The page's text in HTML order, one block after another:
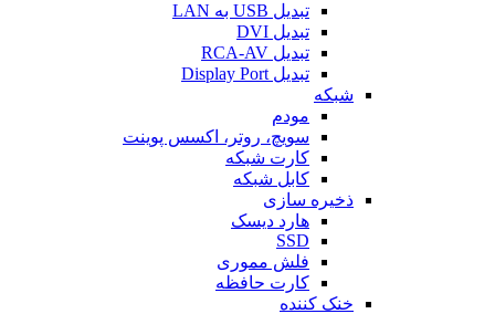
تبدیل USB به LAN
تبدیل DVI
تبدیل RCA-AV
تبدیل Display Port
شبکه
مودم
سویچ، روتر، اکسس پوینت
کارت شبکه
کابل شبکه
ذخیره سازی
هارد دیسک
SSD
فلش مموری
کارت حافظه
خنک کننده